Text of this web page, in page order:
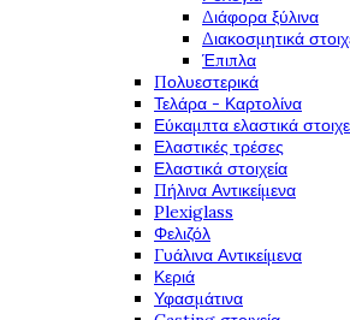
Διάφορα ξύλινα
Διακοσμητικά
Έπιπλα
Πολυεστερικά
Τελάρα - Καρτολίνα
Εύκαμπτα ελαστικά
Ελαστικές τρέσες
Ελαστικά στοιχεία
Πήλινα Αντικείμενα
Plexiglass
Φελιζόλ
Γυάλινα Αντικείμενα
Κεριά
Υφασμάτινα